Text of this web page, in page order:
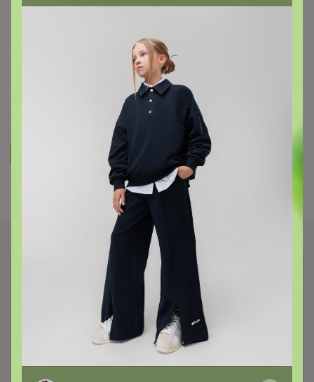
СП 11 "HAPPY LAMA" - Стильный
ребенок - счастливая мама!
РАСПРОДАЖА!
8
Показаны записи 1-3